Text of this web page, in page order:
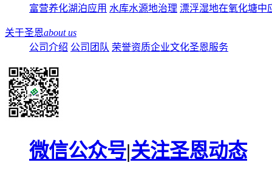
富营养化湖泊应用 水库水源地治理 漂浮湿地在氧化塘中
关于圣恩about us
公司介绍 公司团队 荣誉资质企业文化圣恩服务
微信公众号|关注圣恩动态